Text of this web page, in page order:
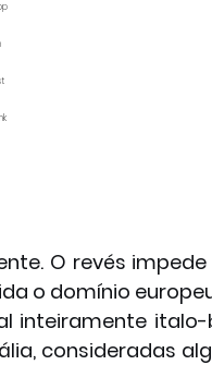
O revés
o domínio
inteiramente
consideradas